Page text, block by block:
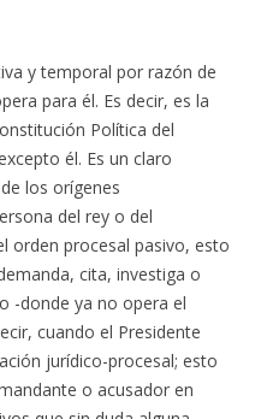
y temporal por razón de
para él. Es decir, es la
Política del
él. Es un claro
los orígenes
del rey o del
orden procesal pasivo, esto
cita, investiga o
-donde ya no opera el
cuando el Presidente
jurídico-procesal; esto
o acusador en